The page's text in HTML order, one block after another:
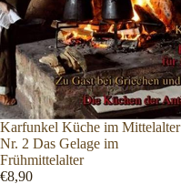
Karfunkel Küche im Mittelalter
Nr. 2 Das Gelage im
Frühmittelalter
€8,90